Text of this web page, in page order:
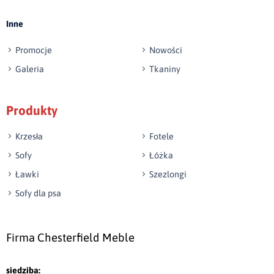
Narożnik cechuje się prostotą konstrukcji – równym
wzmocniono dodatkowym, wyraźnie oddzielającym
mebla w poziomie. Ten luksusowy mebel
wzbogacających oparcie, przez co całość nabiera
bardziej romantycznych, łagodnych kształtów. Ten
wyjątkowy narożnik do salonu z funkcją spania to
wyrazisty. Jest jednym z tych mebli, które z pewnością
Inne
Promocje
Nowości
Galeria
Tkaniny
Produkty
Krzesła
Fotele
Sofy
Łóżka
Ławki
Szezlongi
Sofy dla psa
Firma Chesterfield Meble
siedziba: